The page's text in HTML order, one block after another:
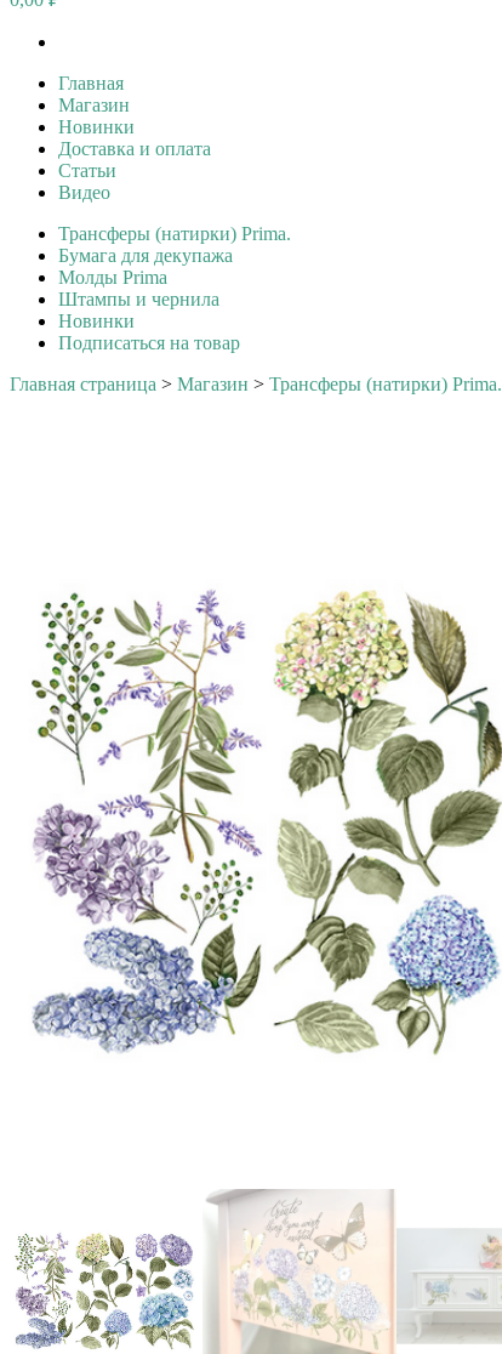
Главная
Магазин
Новинки
Доставка и оплата
Статьи
Видео
Трансферы (натирки) Prima.
Бумага для декупажа
Молды Prima
Штампы и чернила
Новинки
Подписаться на товар
Главная страница > Магазин > Трансферы (натирки) Prima.